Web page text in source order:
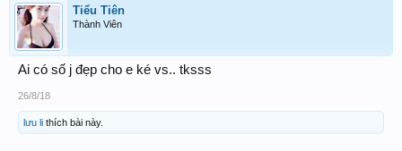
Tiểu Tiên
Thành Viên
Ai có số j đẹp cho e ké vs.. tksss
26/8/18
lưu li thích bài này.